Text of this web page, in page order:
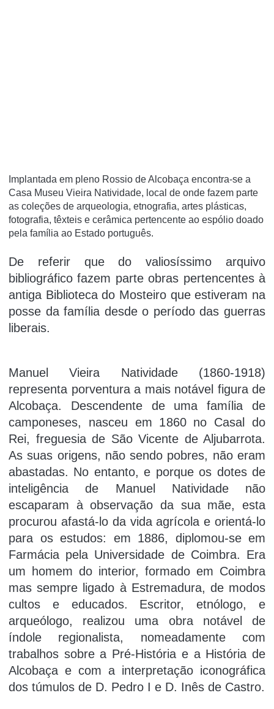
Implantada em pleno Rossio de Alcobaça encontra-se a
Casa Museu Vieira Natividade, local de onde fazem parte
as coleções de arqueologia, etnografia, artes plásticas,
fotografia, têxteis e cerâmica pertencente ao espólio doado
pela família ao Estado português.
De referir que do valiosíssimo arquivo
bibliográfico fazem parte obras pertencentes à
antiga Biblioteca do Mosteiro que estiveram na
posse da família desde o período das guerras
liberais.
Manuel Vieira Natividade (1860-1918)
representa porventura a mais notável figura de
Alcobaça. Descendente de uma família de
camponeses, nasceu em 1860 no Casal do
Rei, freguesia de São Vicente de Aljubarrota.
As suas origens, não sendo pobres, não eram
abastadas. No entanto, e porque os dotes de
inteligência de Manuel Natividade não
escaparam à observação da sua mãe, esta
procurou afastá-lo da vida agrícola e orientá-lo
para os estudos: em 1886, diplomou-se em
Farmácia pela Universidade de Coimbra. Era
um homem do interior, formado em Coimbra
mas sempre ligado à Estremadura, de modos
cultos e educados. Escritor, etnólogo, e
arqueólogo, realizou uma obra notável de
índole regionalista, nomeadamente com
trabalhos sobre a Pré-História e a História de
Alcobaça e com a interpretação iconográfica
dos túmulos de D. Pedro I e D. Inês de Castro.